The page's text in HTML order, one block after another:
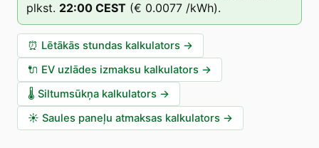
plkst. 22:00 CEST (€ 0.0077 /kWh).
⏰ Lētākās stundas kalkulators →
🔌 EV uzlādes izmaksu kalkulators →
🌡️ Siltumsūkņa kalkulators →
☀️ Saules paneļu atmaksas kalkulators →